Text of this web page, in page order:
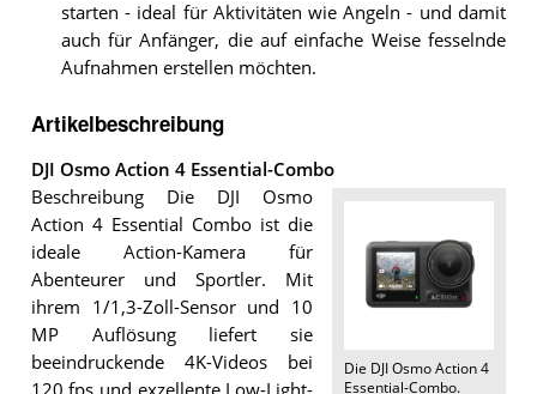
starten - ideal für Aktivitäten wie Angeln - und damit
auch für Anfänger, die auf einfache Weise fesselnde
Aufnahmen erstellen möchten.
Artikelbeschreibung
DJI Osmo Action 4 Essential-Combo
Die DJI Osmo Action 4
Essential-Combo.
Beschreibung Die DJI Osmo
Action 4 Essential Combo ist die
ideale Action-Kamera für
Abenteurer und Sportler. Mit
ihrem 1/1,3-Zoll-Sensor und 10
MP Auflösung liefert sie
beeindruckende 4K-Videos bei